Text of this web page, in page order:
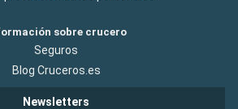
sobre crucero
Seguros
Blog Cruceros.es
Newsletters